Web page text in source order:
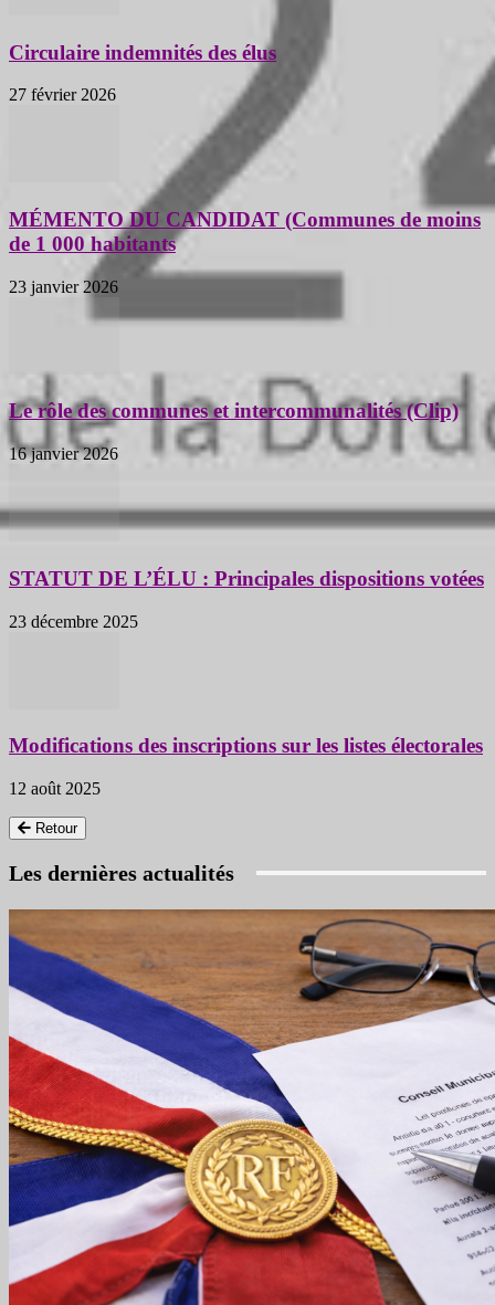
Circulaire indemnités des élus
27 février 2026
MÉMENTO DU CANDIDAT (Communes de moins
de 1 000 habitants
23 janvier 2026
Le rôle des communes et intercommunalités (Clip)
16 janvier 2026
STATUT DE L’ÉLU : Principales dispositions votées
23 décembre 2025
Modifications des inscriptions sur les listes électorales
12 août 2025
Retour
Les dernières actualités